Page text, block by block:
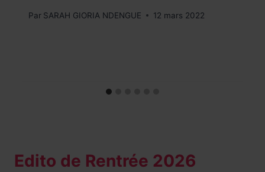
Par SARAH GIORIA NDENGUE 12 mars 2022
Edito de Rentrée 2026